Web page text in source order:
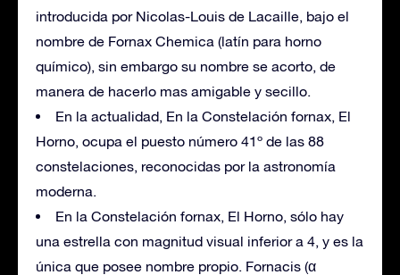
introducida por Nicolas-Louis de Lacaille, bajo el
nombre de Fornax Chemica (latín para horno
químico), sin embargo su nombre se acorto, de
manera de hacerlo mas amigable y secillo.
En la actualidad, En la Constelación fornax, El
Horno, ocupa el puesto número 41º de las 88
constelaciones, reconocidas por la astronomía
moderna.
En la Constelación fornax, El Horno, sólo hay
una estrella con magnitud visual inferior a 4, y es la
única que posee nombre propio. Fornacis (α